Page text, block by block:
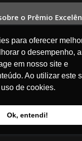
para oferecer
o desempenho,
em nosso site e
Ao utilizar este
de cookies.
Ok, entendi!
o Prêmio